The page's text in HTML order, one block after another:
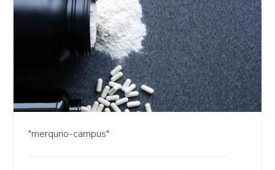
"merqurio-campus"